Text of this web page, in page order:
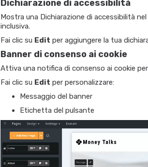
Dichiarazione di accessibilità
Mostra una Dichiarazione di accessibilità
inclusiva.
Fai clic su Edit per aggiungere la tua
Banner di consenso ai cookie
Attiva una notifica di consenso ai cookie
Fai clic su Edit per personalizzare:
Messaggio del banner
Etichetta del pulsante